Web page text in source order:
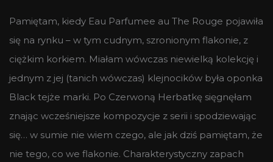
Pamiętam, kiedy Eau Parfumee au The Rouge pojawiła
się na rynku – w tym cudnym, szronionym flakonie, z
ciężkim korkiem. Miałam wówczas niewielką kolekcję i
jednym z jej (tanich wówczas) klejnocików była oponka
Black tejże marki. Po Czerwoną Herbatkę sięgnęłam
znając wcześniejsze kompozycje z serii i spodziewając
się… w sumie nie wiem czego, ale jak dziś pamiętam, że
nie tego, co we flakonie. Charakterystyczny zapach